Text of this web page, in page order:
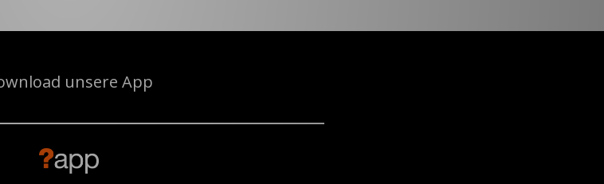
unsere App